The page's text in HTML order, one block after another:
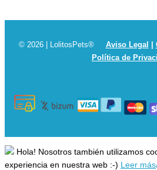
© 2026 | LolitosPets® Aviso Legal
Política de
Hola! Nosotros también utilizamos
experiencia en nuestra web :-)
Leer más